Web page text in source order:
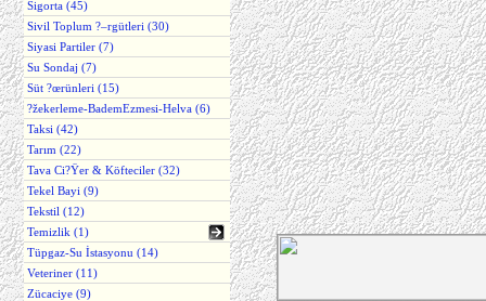
Sigorta (45)
Sivil Toplum ?–rgütleri (30)
Siyasi Partiler (7)
Su Sondaj (7)
Süt ?œrünleri (15)
?žekerleme-BademEzmesi-Helva (6)
Taksi (42)
Tarım (22)
Tava Ci?Ÿer & Köfteciler (32)
Tekel Bayi (9)
Tekstil (12)
Temizlik (1)
Tüpgaz-Su İstasyonu (14)
Veteriner (11)
Zücaciye (9)